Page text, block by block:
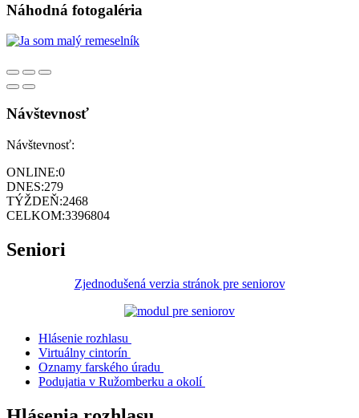
Náhodná fotogaléria
Návštevnosť
Návštevnosť:
ONLINE:0
DNES:279
TÝŽDEŇ:2468
CELKOM:3396804
Seniori
Zjednodušená verzia stránok pre seniorov
Hlásenie rozhlasu
Virtuálny cintorín
Oznamy farského úradu
Podujatia v Ružomberku a okolí